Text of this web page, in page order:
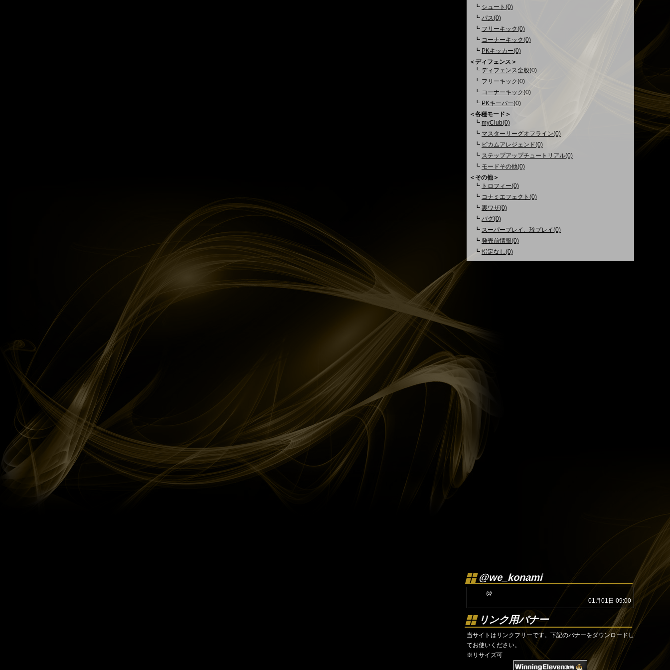
┗ シュート(0)
┗ パス(0)
┗ フリーキック(0)
┗ コーナーキック(0)
┗ PKキッカー(0)
＜ディフェンス＞
┗ ディフェンス全般(0)
┗ フリーキック(0)
┗ コーナーキック(0)
┗ PKキーパー(0)
＜各種モード＞
┗ myClub(0)
┗ マスターリーグオフライン(0)
┗ ビカムアレジェンド(0)
┗ ステップアップチュートリアル(0)
┗ モードその他(0)
＜その他＞
┗ トロフィー(0)
┗ コナミエフェクト(0)
┗ 裏ワザ(0)
┗ バグ(0)
┗ スーパープレイ、珍プレイ(0)
┗ 発売前情報(0)
┗ 指定なし(0)
@we_konami
@
01月01日 09:00
リンク用バナー
当サイトはリンクフリーです。下記のバナーをダウンロードし
てお使いください。
※リサイズ可